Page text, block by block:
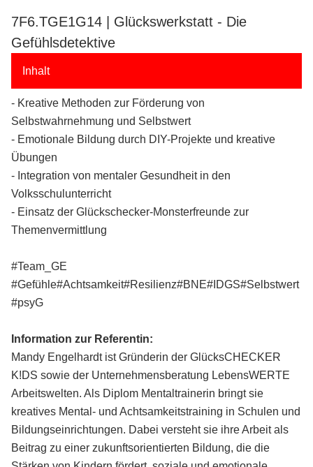
7F6.TGE1G14 | Glückswerkstatt - Die
Gefühlsdetektive
Inhalt
- Kreative Methoden zur Förderung von
Selbstwahrnehmung und Selbstwert
- Emotionale Bildung durch DIY-Projekte und kreative
Übungen
- Integration von mentaler Gesundheit in den
Volksschulunterricht
- Einsatz der Glückschecker-Monsterfreunde zur
Themenvermittlung
#Team_GE
#Gefühle#Achtsamkeit#Resilienz#BNE#IDGS#Selbstwert
#psyG
Information zur Referentin:
Mandy Engelhardt ist Gründerin der GlücksCHECKER
K!DS sowie der Unternehmensberatung LebensWERTE
Arbeitswelten. Als Diplom Mentaltrainerin bringt sie
kreatives Mental- und Achtsamkeitstraining in Schulen und
Bildungseinrichtungen. Dabei versteht sie ihre Arbeit als
Beitrag zu einer zukunftsorientierten Bildung, die die